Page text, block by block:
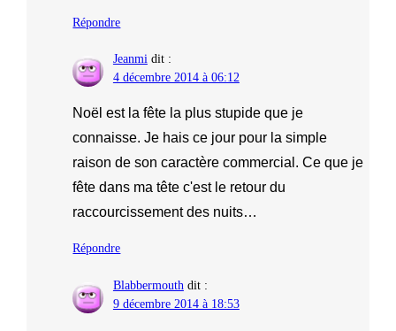
Répondre
Jeanmi dit :
4 décembre 2014 à 06:12
Noël est la fête la plus stupide que je
connaisse. Je hais ce jour pour la simple
raison de son caractère commercial. Ce que je
fête dans ma tête c'est le retour du
raccourcissement des nuits…
Répondre
Blabbermouth dit :
9 décembre 2014 à 18:53